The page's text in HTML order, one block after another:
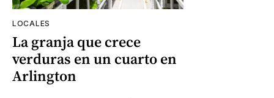
LOCALES
La granja que crece
verduras en un cuarto en
Arlington